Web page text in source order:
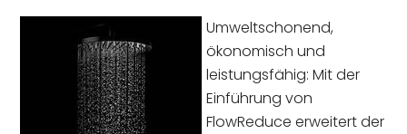
Umweltschonend,
ökonomisch und
leistungsfähig: Mit der
Einführung von
FlowReduce erweitert der